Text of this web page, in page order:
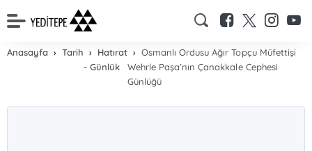
Anasayfa Tarih
Hatırat
- Günlük
Osmanlı Ordusu Ağır Topçu Müfettişi
Wehrle Paşa’nın Çanakkale Cephesi
Günlüğü